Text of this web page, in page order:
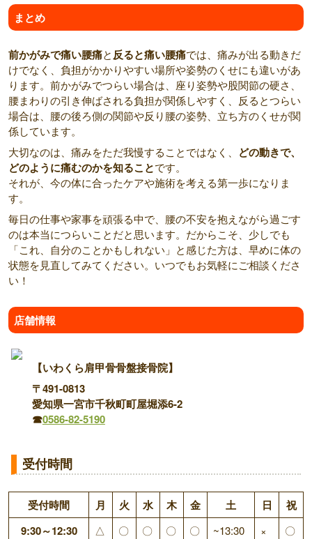
まとめ
前かがみで痛い腰痛と反ると痛い腰痛では、痛みが出る動きだ
けでなく、負担がかかりやすい場所や姿勢のくせにも違いがあ
ります。前かがみでつらい場合は、座り姿勢や股関節の硬さ、
腰まわりの引き伸ばされる負担が関係しやすく、反るとつらい
場合は、腰の後ろ側の関節や反り腰の姿勢、立ち方のくせが関
係しています。
大切なのは、痛みをただ我慢することではなく、 どの動きで、
どのように痛むのかを知ることです。
それが、今の体に合ったケアや施術を考える第一歩になりま
す。
毎日の仕事や家事を頑張る中で、腰の不安を抱えながら過ごす
のは本当につらいことだと思います。だからこそ、少しでも
「これ、自分のことかもしれない」と感じた方は、早めに体の
状態を見直してみてください。いつでもお気軽にご相談くださ
い！
店舗情報
【いわくら肩甲骨骨盤接骨院】
〒491-0813
愛知県一宮市千秋町町屋堀添6-2
☎0586-82-5190
受付時間
受付時間 月 火 水 木 金 土 日
祝
9:30～12:30
△ 〇 〇 〇 〇 ~13:30 × 〇